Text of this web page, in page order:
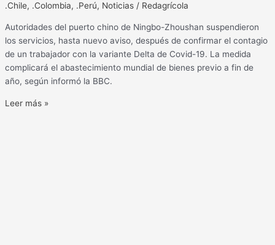
.Chile, .Colombia, .Perú, Noticias / Redagrícola
Autoridades del puerto chino de Ningbo-Zhoushan suspendieron
los servicios, hasta nuevo aviso, después de confirmar el contagio
de un trabajador con la variante Delta de Covid-19. La medida
complicará el abastecimiento mundial de bienes previo a fin de
año, según informó la BBC.
Leer más »